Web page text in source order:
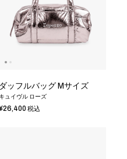
ダッフルバッグ Mサイズ
キュイヴル ローズ
税込